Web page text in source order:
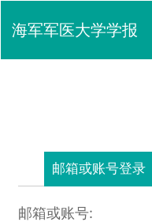
海军军医大学学报
邮箱或账号登录
邮箱或账号: